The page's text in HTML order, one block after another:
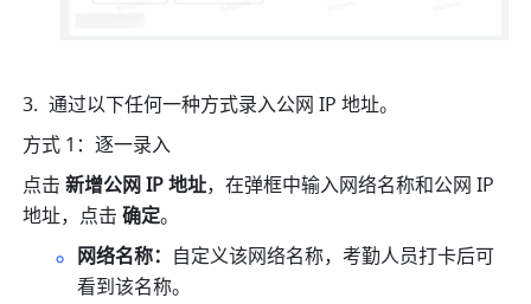
通过以下任何一种方式录入公网 IP 地址。
方式 1：逐一录入
点击 新增公网 IP 地址，在弹框中输入网络名称和公网 IP
地址，点击 确定。
网络名称： 自定义该网络名称，考勤人员打卡后可
看到该名称。